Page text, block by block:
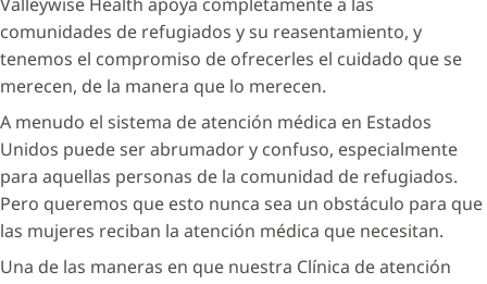
comunidades de refugiados y su reasentamiento, y
tenemos el compromiso de ofrecerles el cuidado que se
merecen, de la manera que lo merecen.
A menudo el sistema de atención médica en Estados
Unidos puede ser abrumador y confuso, especialmente
para aquellas personas de la comunidad de refugiados.
Pero queremos que esto nunca sea un obstáculo para que
las mujeres reciban la atención médica que necesitan.
Una de las maneras en que nuestra Clínica de atención